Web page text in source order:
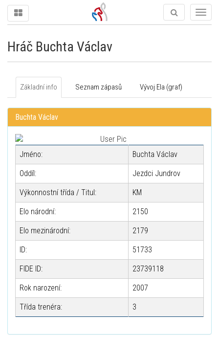
Hráč Buchta Václav
Základní info Seznam zápasů Vývoj Ela (graf)
Buchta Václav
Jméno: Buchta Václav
Oddíl: Jezdci Jundrov
Výkonnostní třída / Titul: KM
Elo národní: 2150
Elo mezinárodní: 2179
ID: 51733
FIDE ID: 23739118
Rok narození: 2007
Třída trenéra: 3